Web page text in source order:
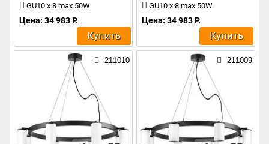
GU10 x 8 max 50W
Цена: 34 983 Р.
Купить
GU10 x 8 max 50W
Цена: 34 983 Р.
Купить
211010 211009